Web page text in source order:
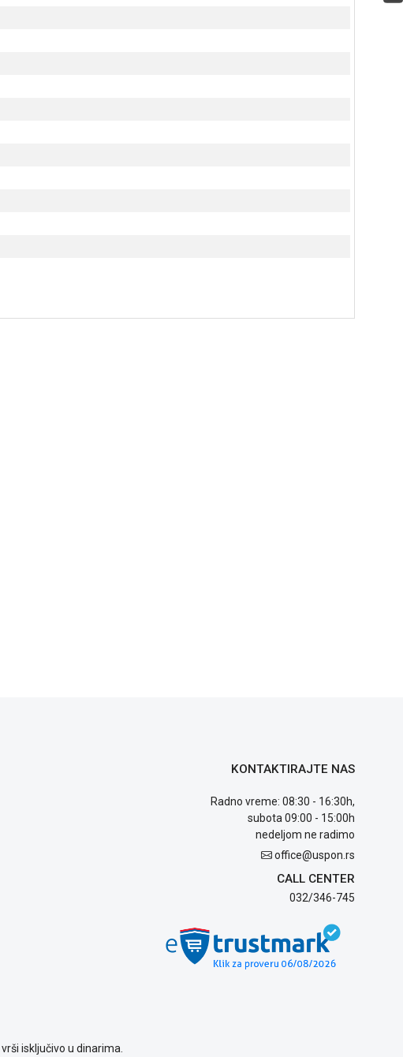
KONTAKTIRAJTE NAS
Radno vreme: 08:30 - 16:30h,
subota 09:00 - 15:00h
nedeljom ne radimo
office@uspon.rs
CALL CENTER
032/346-745
isključivo u dinarima.